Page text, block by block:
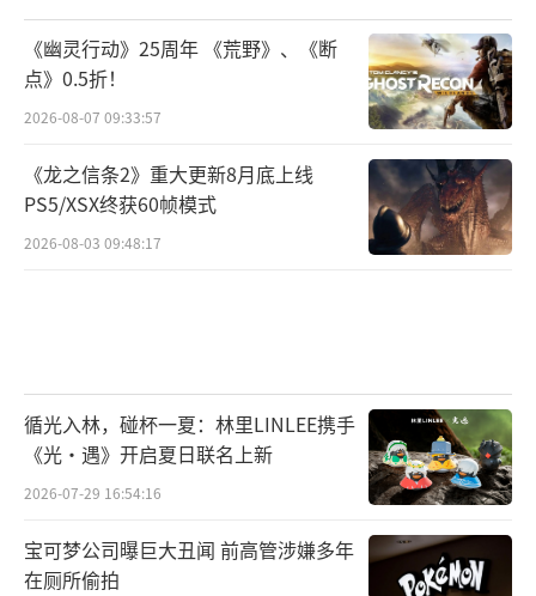
《幽灵行动》25周年 《荒野》、《断
点》0.5折！
2026-08-07 09:33:57
《龙之信条2》重大更新8月底上线
PS5/XSX终获60帧模式
2026-08-03 09:48:17
循光入林，碰杯一夏：林里LINLEE携手
《光·遇》开启夏日联名上新
2026-07-29 16:54:16
宝可梦公司曝巨大丑闻 前高管涉嫌多年
在厕所偷拍